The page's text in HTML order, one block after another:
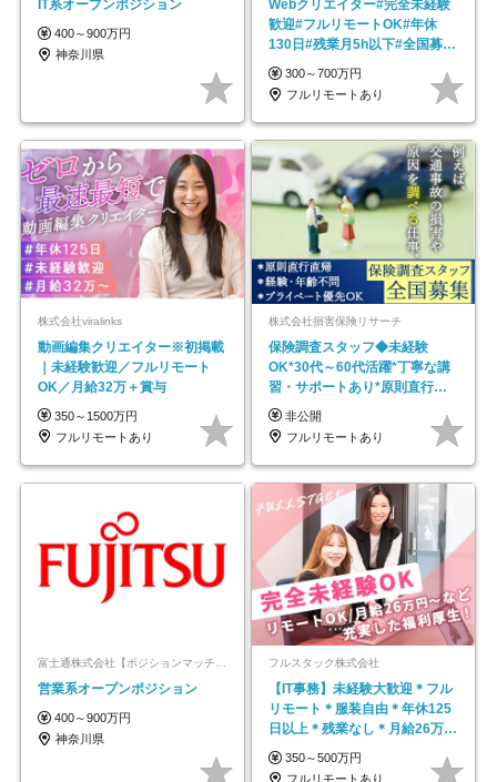
IT系オープンポジション
400～900万円
神奈川県
Webクリエイター#完全未経験
歓迎#フルリモートOK#年休
130日#残業月5h以下#全国募集
#最大1年の研修
300～700万円
フルリモートあり
株式会社viralinks
動画編集クリエイター※初掲載
｜未経験歓迎／フルリモート
OK／月給32万＋賞与
350～1500万円
フルリモートあり
株式会社損害保険リサーチ
保険調査スタッフ◆未経験
OK*30代～60代活躍*丁寧な講
習・サポートあり*原則直行直
帰／全国募集・業務委託
非公開
フルリモートあり
富士通株式会社【ポジションマッチ登録】
営業系オープンポジション
400～900万円
神奈川県
フルスタック株式会社
【IT事務】未経験大歓迎＊フル
リモート＊服装自由＊年休125
日以上＊残業なし＊月給26万円
以上
350～500万円
フルリモートあり